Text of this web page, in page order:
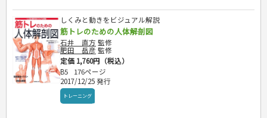
看護・薬学
ケアマネジャー
介護・社会福祉士
保育士
司法書士・社労士
行政書士・宅建
ビジネス・法律
簿記・経理・税金・保険
その他ビジネス
ビジネス読み物
国内・海外旅行
国外旅行
国内旅行
散歩・グルメ
地理・歴史
地理・地図
歴史
文庫
文庫
成美文庫
その他文庫
ダイアリー
ダイアリー
プラチナダイアリー プレステージ
しくみと動きをビジュアル解説
筋トレのための人体解剖図
石井 直方 監修
肥田 岳彦 監修
定価 1,760円（税込）
B5
176ページ
2017/12/25 発行
トレーニング